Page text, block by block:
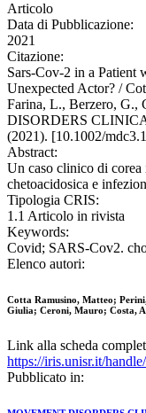
Articolo
Data di Pubblicazione:
2021
Citazione:
Sars‐Cov‐2 in a
Unexpected Actor? /
Farina, L., Berzero,
DISORDERS
(2021). [10.1002/
Abstract:
Un caso clinico di
chetoacidosica e
Tipologia CRIS:
1.1 Articolo in rivista
Keywords:
Covid; SARS-Cov2.
Elenco autori:
Cotta Ramusino, Matteo;
Giulia; Ceroni, Mauro; Costa,
Link alla scheda
https://iris.unisr.it/
Pubblicato in: